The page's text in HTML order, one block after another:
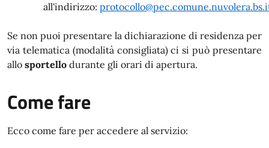
all'indirizzo: p
Se non puoi presentare la dichiarazione di residenza per
via telematica (modalità consigliata) ci si può presentare
allo sportello durante gli orari di apertura.
Come fare
Ecco come fare per accedere al servizio: